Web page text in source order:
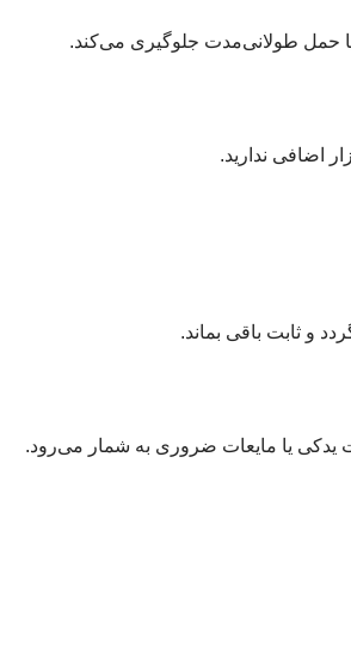
حمل طولانی‌مدت جلوگیری می‌کند.
اضافی ندارید.
یدکی یا مایعات ضروری به شمار می‌رود.